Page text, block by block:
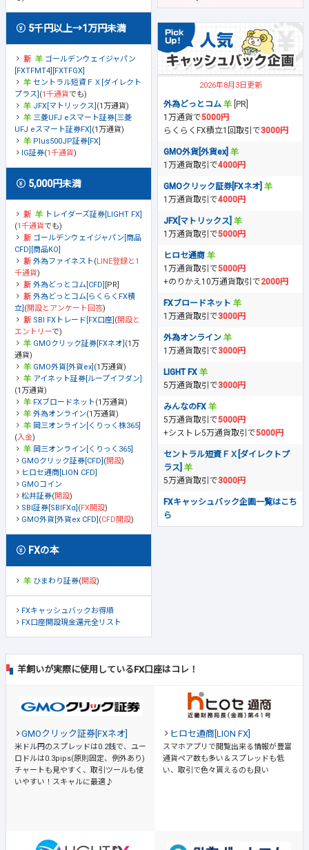
5千円以上→1万円未満
ゴールデンウェイジャパン
[FXTFMT4][FXTFGX]
セントラル短資ＦＸ[ダイレクト
プラス] (1千通貨でも)
JFX[マトリックス] (1万通貨)
三菱UFJ eスマート証券[三菱
UFJ eスマート証券FX] (1万通貨)
Plus500JP証券[FX]
IG証券(1千通貨)
5,000円未満
トレイダーズ証券[LIGHT FX]
(1千通貨でも)
ゴールデンウェイジャパン[商品
CFD][商品KO]
外為ファイネスト(LINE登録と1
千通貨)
外為どっとコム[CFD] [PR]
外為どっとコム[らくらくFX積
立] (開設とアンケート回答)
SBI FXトレード[FX口座] (開設と
エントリーで)
GMOクリック証券[FXネオ] (1万
通貨)
GMO外貨[外貨ex] (1万通貨)
アイネット証券[ループイフダン]
(1万通貨)
FXブロードネット(1万通貨)
外為オンライン(1万通貨)
岡三オンライン[くりっく株365]
(入金)
岡三オンライン[くりっく365]
GMOクリック証券[CFD] (開設)
ヒロセ通商[LION CFD]
GMOコイン
松井証券(開設)
SBI証券[SBIFXα] (FX開設)
GMO外貨[外貨ex CFD] (CFD開設)
FXの本
ひまわり証券(開設)
FXキャッシュバックお得順
FX口座開設現金還元全リスト
2026年8月3日更新
外為どっとコム
[PR]
1万通貨で5000円
らくらくFX積立1回取引で3000円
GMO外貨[外貨ex]
1万通貨取引で4000円
GMOクリック証券[FXネオ]
1万通貨取引で4000円
JFX[マトリックス]
1万通貨取引で5000円
ヒロセ通商
1万通貨取引で5000円
+のりかえ10万通貨取引で2000円
FXブロードネット
1万通貨取引で3000円
外為オンライン
1万通貨取引で3000円
LIGHT FX
5万通貨取引で3000円
みんなのFX
5万通貨取引で5000円
+シストレ5万通貨取引で5000円
セントラル短資ＦＸ[ダイレクトプ
ラス]
5万通貨取引で3000円
FXキャッシュバック企画一覧はこち
ら
羊飼いが実際に使用しているFX口座はコレ！
GMOクリック証券[FXネオ]
米ドル円のスプレッドは0.2銭で、ユー
ロドルは0.3pips(原則固定、例外あり)
チャートも見やすく、取引ツールも使
いやすい！スキャルに最適♪
ヒロセ通商[LION FX]
スマホアプリで閲覧出来る情報が豊富
通貨ペア数も多い＆スプレッドも低
い、取引で色々貰えるのも良い